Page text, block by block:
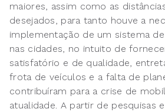
maiores, assim como as
desejados, para tanto houve a
implementação de um sistema
nas cidades, no intuito de
satisfatório e de qualidade,
frota de veículos e a falta de
contribuíram para a crise de
atualidade. A partir de pesquisas